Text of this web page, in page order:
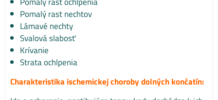
Pomalý rast nechtov
Lámavé nechty
Svalová slabosť
Krívanie
Strata ochlpenia
Charakteristika ischemickej choroby dolných končatín: